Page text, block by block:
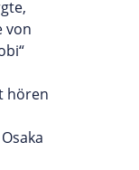
von
hören